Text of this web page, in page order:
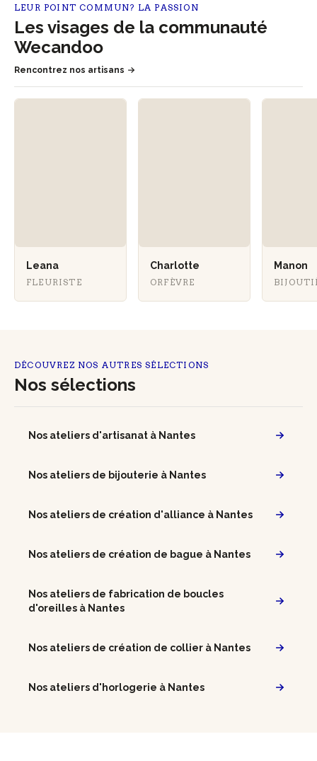
LEUR POINT COMMUN? LA PASSION
Les visages de la communauté
Wecandoo
Rencontrez nos artisans
Leana
FLEURISTE
Charlotte
ORFÈVRE
Manon
DÉCOUVREZ NOS AUTRES SÉLECTIONS
Nos sélections
Nos ateliers d'artisanat à Nantes
Nos ateliers de bijouterie à Nantes
Nos ateliers de création d'alliance à Nantes
Nos ateliers de création de bague à Nantes
Nos ateliers de fabrication de boucles
d'oreilles à Nantes
Nos ateliers de création de collier à Nantes
Nos ateliers d'horlogerie à Nantes